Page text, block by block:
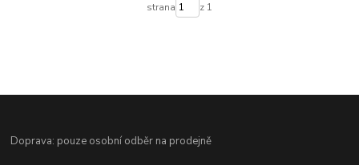
strana z 1
Doprava: pouze osobní odběr na prodejně